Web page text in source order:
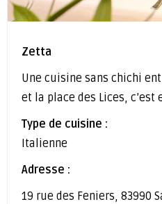
Zetta
Une cuisine sans chichi
et la place des Lices, c’est
Type de cuisine :
Italienne
Adresse :
19 rue des Feniers, 83990